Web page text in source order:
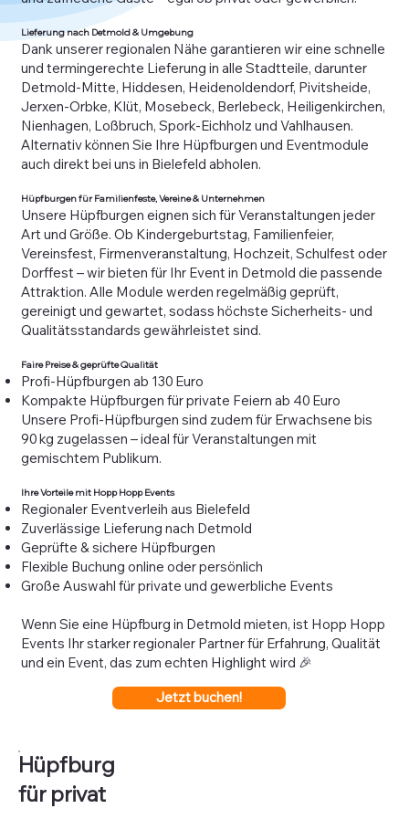
Lieferung nach Detmold & Umgebung
Dank unserer regionalen Nähe garantieren wir eine schnelle
und termingerechte Lieferung in alle Stadtteile, darunter
Detmold-Mitte, Hiddesen, Heidenoldendorf, Pivitsheide,
Jerxen-Orbke, Klüt, Mosebeck, Berlebeck, Heiligenkirchen,
Nienhagen, Loßbruch, Spork-Eichholz und Vahlhausen.
Alternativ können Sie Ihre Hüpfburgen und Eventmodule
auch direkt bei uns in Bielefeld abholen.
Hüpfburgen für Familienfeste, Vereine & Unternehmen
Unsere Hüpfburgen eignen sich für Veranstaltungen jeder
Art und Größe. Ob Kindergeburtstag, Familienfeier,
Vereinsfest, Firmenveranstaltung, Hochzeit, Schulfest oder
Dorffest – wir bieten für Ihr Event in Detmold die passende
Attraktion. Alle Module werden regelmäßig geprüft,
gereinigt und gewartet, sodass höchste Sicherheits- und
Qualitätsstandards gewährleistet sind.
Faire Preise & geprüfte Qualität
Profi-Hüpfburgen ab 130 Euro
Kompakte Hüpfburgen für private Feiern ab 40 Euro
Unsere Profi-Hüpfburgen sind zudem für Erwachsene bis
90 kg zugelassen – ideal für Veranstaltungen mit
gemischtem Publikum.
Ihre Vorteile mit Hopp Hopp Events
Regionaler Eventverleih aus Bielefeld
Zuverlässige Lieferung nach Detmold
Geprüfte & sichere Hüpfburgen
Flexible Buchung online oder persönlich
Große Auswahl für private und gewerbliche Events
Wenn Sie eine Hüpfburg in Detmold mieten, ist Hopp Hopp
Events Ihr starker regionaler Partner für Erfahrung, Qualität
und ein Event, das zum echten Highlight wird 🎉
Jetzt buchen!
Hüpfburg
für privat